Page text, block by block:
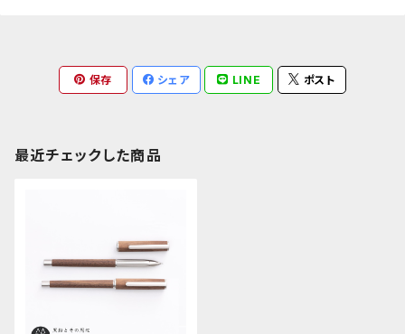
保存 シェア LINE ポスト
最近チェックした商品